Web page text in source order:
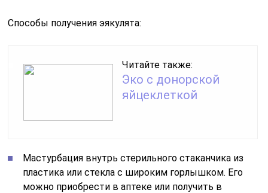
Способы получения эякулята:
Читайте также:
Эко с донорской
яйцеклеткой
Мастурбация внутрь стерильного стаканчика из
пластика или стекла с широким горлышком. Его
можно приобрести в аптеке или получить в